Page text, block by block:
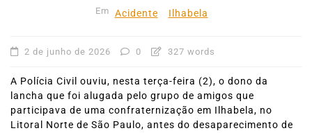
Em Acidente Ilhabela
2 de junho de 2026 0 327 words
A Polícia Civil ouviu, nesta terça-feira (2), o dono da
lancha que foi alugada pelo grupo de amigos que
participava de uma confraternização em Ilhabela, no
Litoral Norte de São Paulo, antes do desaparecimento de